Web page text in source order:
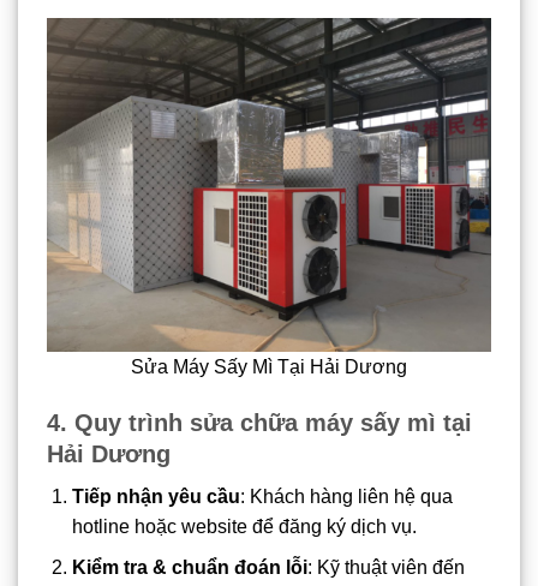
Sửa Máy Sấy Mì Tại Hải Dương
4. Quy trình sửa chữa máy sấy mì tại
Hải Dương
Tiếp nhận yêu cầu: Khách hàng liên hệ qua
hotline hoặc website để đăng ký dịch vụ.
Kiểm tra & chuẩn đoán lỗi: Kỹ thuật viên đến